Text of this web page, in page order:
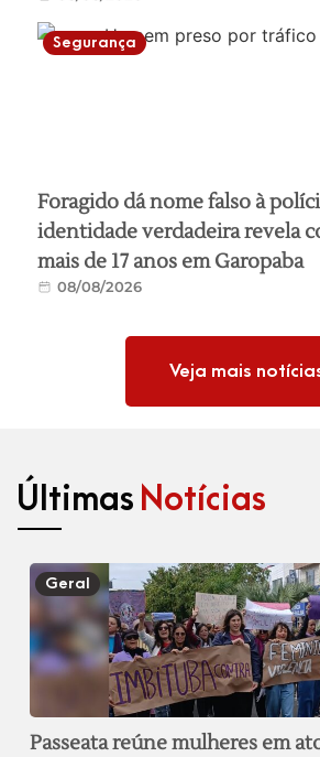
Segurança
Foragido dá nome falso à
identidade verdadeira revela
mais de 17 anos em Garopaba
08/08/2026
Veja mais
Últimas Notícias
Geral
Passeata reúne mulheres em